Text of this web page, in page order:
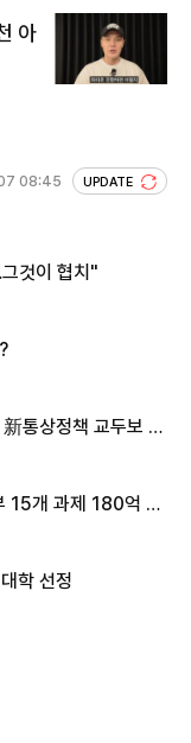
아
08:45 UPDATE
것이 협치"
통상정책 교두보 활
15개 과제 180억 지
학 선정